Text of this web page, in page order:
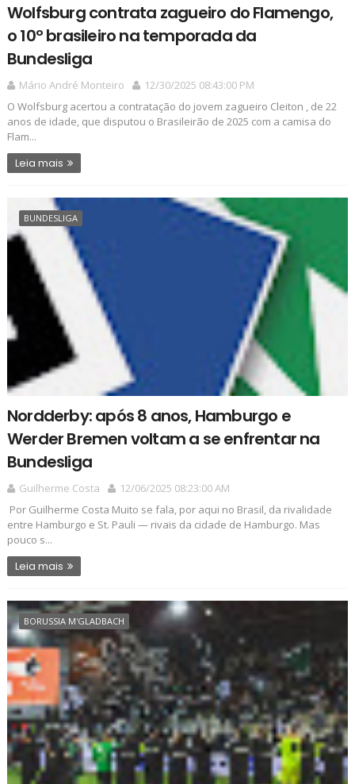
Wolfsburg contrata zagueiro do Flamengo,
o 10º brasileiro na temporada da
Bundesliga
Mário André Monteiro
12/30/2025 08:43:00 PM
O Wolfsburg acertou a contratação do jovem zagueiro Cleiton , de 22
anos de idade, que disputou o Brasileirão de 2025 com a camisa do
Flam...
Leia mais
BUNDESLIGA
Nordderby: após 8 anos, Hamburgo e
Werder Bremen voltam a se enfrentar na
Bundesliga
Guilherme Costa
12/06/2025 08:23:00 AM
Por Guilherme Costa Muito se fala, por aqui no Brasil, da rivalidade
entre Hamburgo e St. Pauli — rivais da cidade de Hamburgo. Mas
pouco s...
Leia mais
BORUSSIA M'GLADBACH